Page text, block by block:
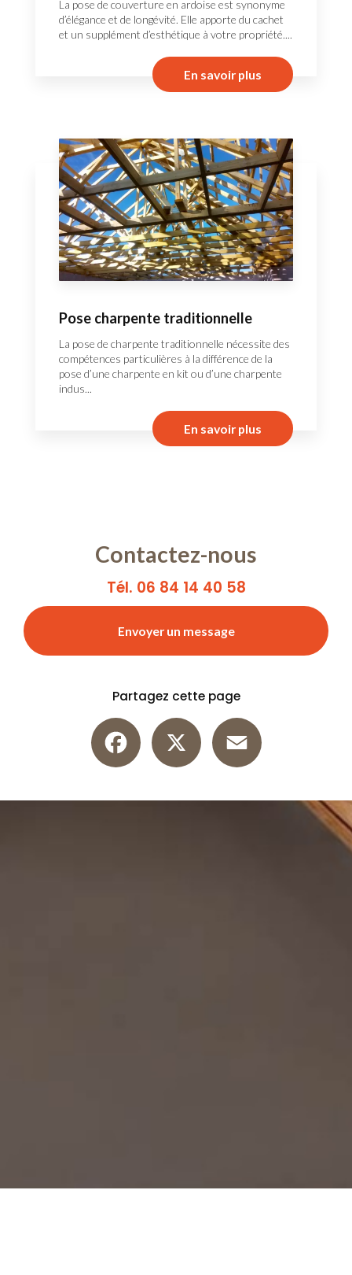
La pose de couverture en ardoise est synonyme
d’élégance et de longévité. Elle apporte du cachet
et un supplément d’esthétique à votre propriété....
En savoir plus
Pose charpente traditionnelle
La pose de charpente traditionnelle nécessite des
compétences particulières à la différence de la
pose d’une charpente en kit ou d’une charpente
indus...
En savoir plus
Contactez-nous
Tél. 06 84 14 40 58
Envoyer un message
Partagez cette page
Facebook